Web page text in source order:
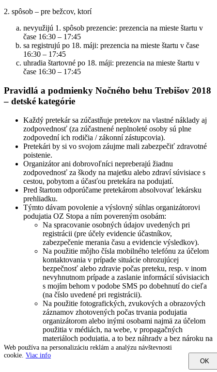
Web používa na personalizáciu reklám a analýzu návštevnosti
cookie. Viac info
OK
2. spôsob – pre bežcov, ktorí
nevyužijú 1. spôsob prezencie: prezencia na mieste štartu v
čase 16:30 – 17:45
sa registrujú po 18. máji: prezencia na mieste štartu v čase
16:30 – 17:45
uhradia štartovné po 18. máji: prezencia na mieste štartu v
čase 16:30 – 17:45
Pravidlá a podmienky Nočného behu Trebišov 2018
– detské kategórie
Každý pretekár sa zúčastňuje pretekov na vlastné náklady aj
zodpovednosť (za zúčastnené neplnoleté osoby sú plne
zodpovední ich rodičia / zákonní zástupcovia).
Pretekári by si vo svojom záujme mali zabezpečiť zdravotné
poistenie.
Organizátor ani dobrovoľníci nepreberajú žiadnu
zodpovednosť za škody na majetku alebo zdraví súvisiace s
cestou, pobytom a účasťou pretekára na podujatí.
Pred štartom odporúčame pretekárom absolvovať lekársku
prehliadku.
Týmto dávam povolenie a výslovný súhlas organizátorovi
podujatia OZ Stopa a ním povereným osobám:
Na spracovanie osobných údajov uvedených pri
registrácii (pre účely evidencie účastníkov,
zabezpečenie merania času a evidencie výsledkov).
Na použitie môjho čísla mobilného telefónu za účelom
kontaktovania v prípade situácie ohrozujúcej
bezpečnosť alebo zdravie počas preteku, resp. v inom
nevyhnutnom prípade a zaslanie informácií súvisiacich
s mojím behom v podobe SMS po dobehnutí do cieľa
(na číslo uvedené pri registrácii).
Na použitie fotografických, zvukových a obrazových
záznamov zhotovených počas trvania podujatia
organizátorom alebo inými osobami najmä za účelom
použitia v médiách, na webe, v propagačných
materiáloch podujatia, a to bez náhrady a bez nároku na
autorské práva.
Pretekár sa oboznámil s podmienkami preteku pred svojou